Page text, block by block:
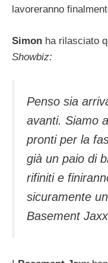
lavoreranno
Simon ha rilasciato
Showbiz:
Penso sia
avanti. Siamo
pronti per la
già un paio di
rifiniti e
sicuramente
Basement